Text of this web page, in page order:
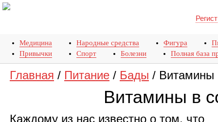
Медицина Народные средства Фигура
Привычки
Спорт Болезни Полная база
Главная / Питание / Бады / Витамины
Витамины в
Каждому из нас известно о том, что